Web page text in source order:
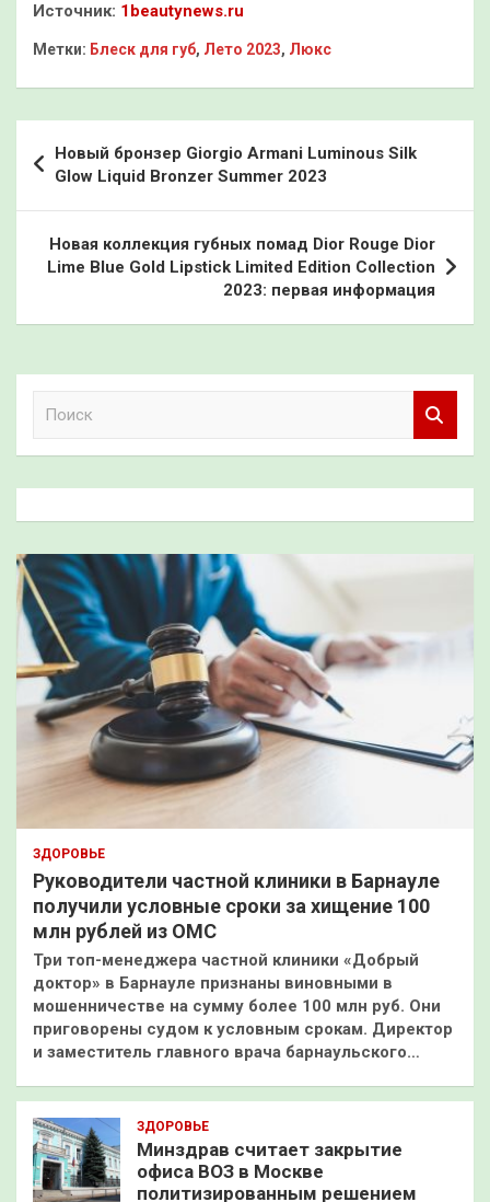
Источник: 1beautynews.ru
Метки: Блеск для губ, Лето 2023, Люкс
по
записям
Новый бронзер Giorgio Armani Luminous Silk
Glow Liquid Bronzer Summer 2023
Новая коллекция губных помад Dior Rouge Dior
Lime Blue Gold Lipstick Limited Edition Collection
2023: первая информация
к
ЗДОРОВЬЕ
Руководители частной клиники в Барнауле
получили условные сроки за хищение 100
млн рублей из ОМС
Три топ-менеджера частной клиники «Добрый
доктор» в Барнауле признаны виновными в
мошенничестве на сумму более 100 млн руб. Они
приговорены судом к условным срокам. Директор
и заместитель главного врача барнаульского…
ЗДОРОВЬЕ
Минздрав считает закрытие
офиса ВОЗ в Москве
политизированным решением